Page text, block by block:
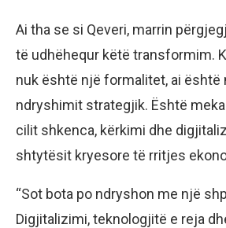
Ai tha se si Qeveri, marrin
të udhëhequr këtë transformim.
nuk është një formalitet, ai
ndryshimit strategjik. Është
cilit shkenca, kërkimi dhe
shtytësit kryesore të rritjes
“Sot bota po ndryshon me një
Digjitalizimi, teknologjitë e reja